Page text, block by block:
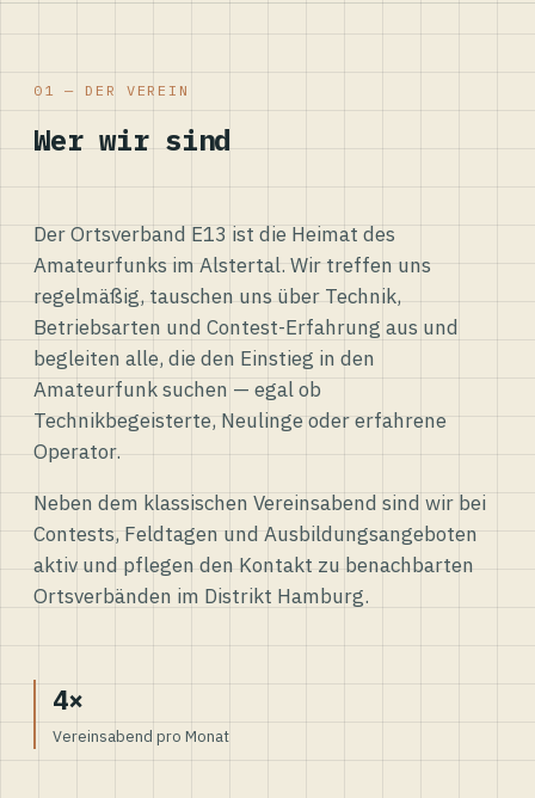
01 — DER VEREIN
Wer wir sind
Der Ortsverband E13 ist die Heimat des
Amateurfunks im Alstertal. Wir treffen uns
regelmäßig, tauschen uns über Technik,
Betriebsarten und Contest-Erfahrung aus und
begleiten alle, die den Einstieg in den
Amateurfunk suchen — egal ob
Technikbegeisterte, Neulinge oder erfahrene
Operator.
Neben dem klassischen Vereinsabend sind wir bei
Contests, Feldtagen und Ausbildungsangeboten
aktiv und pflegen den Kontakt zu benachbarten
Ortsverbänden im Distrikt Hamburg.
4×
Vereinsabend pro Monat